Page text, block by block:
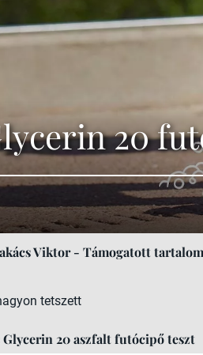
20
Viktor - Támogatott tartalom
tetszett
Glycerin 20 aszfalt futócipő teszt